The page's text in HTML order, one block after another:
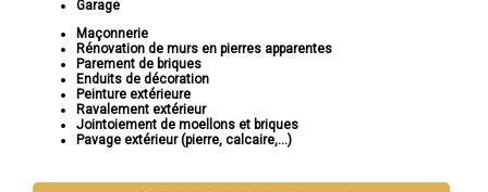
Garage
Maçonnerie
Rénovation de murs en pierres apparentes
Parement de briques
Enduits de décoration
Peinture extérieure
Ravalement extérieur
Jointoiement de moellons et briques
Pavage extérieur (pierre, calcaire,...)